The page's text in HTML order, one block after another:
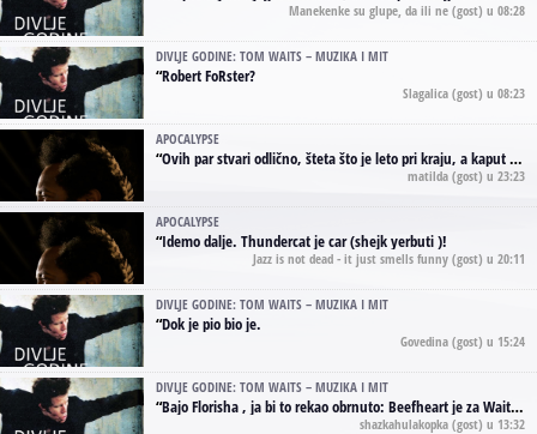
Manekenke su glupe, da ili ne (gost) u 08:28
DIVLJE GODINE: TOM WAITS – MUZIKA I MIT
“Robert FoRster?
Slagalica (gost) u 08:23
APOCALYPSE
“Ovih par stvari odlično, šteta što je leto pri kraju, a kaput koji te vervoatno podseća na pirotski ćilim je iz tradicije Navaho indijanaca ;)
matilda (gost) u 23:23
APOCALYPSE
“Idemo dalje. Thundercat je car (shejk yerbuti )!
Jazz is not dead - it just smells funny (gost) u 20:11
DIVLJE GODINE: TOM WAITS – MUZIKA I MIT
“Dok je pio bio je.
Govedina (gost) u 15:24
DIVLJE GODINE: TOM WAITS – MUZIKA I MIT
“Bajo Florisha , ja bi to rekao obrnuto: Beefheart je za Waitsa, isto sto i Hendrix za Lenny Kravitza
shazkahulakopka (gost) u 13:32